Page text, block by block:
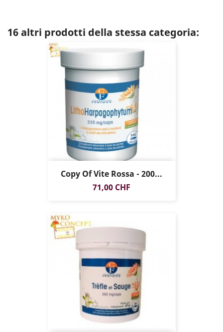
16 altri prodotti della stessa categoria:
Copy Of Vite Rossa - 200...
Prezzo
71,00 CHF